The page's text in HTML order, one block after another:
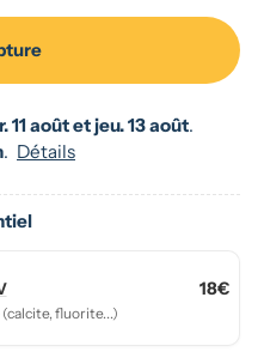
11 août et jeu. 13 août.
. Détails
18€
fluorite...)